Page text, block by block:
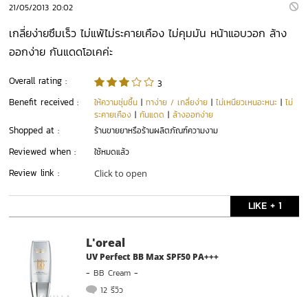
21/05/2013 20:02
เกลี่ยง่ายซึมเร็ว ไม่แพ้ไม่ระคายเคือง ไม่คุมมัน หน้าแอบวอก ล้าง
ออกง่าย กันแดดโอเคค่ะ
Overall rating :
3
Benefit received :
ให้ความชุ่มชื้น |ทาง่าย / เกลี่ยง่าย |ไม่เหนียวเหนอะหนะ |ไม่
ระคายเคือง |กันแดด |ล้างออกง่าย
Shopped at : ร้านขายยาหรือร้านผลิตภัณฑ์ความงาม
Reviewed when : ใช้หมดแล้ว
Review link : Click to open
LIKE + 1
L'oreal
UV Perfect BB Max SPF50 PA+++
-BB Cream -
12 รีวิว